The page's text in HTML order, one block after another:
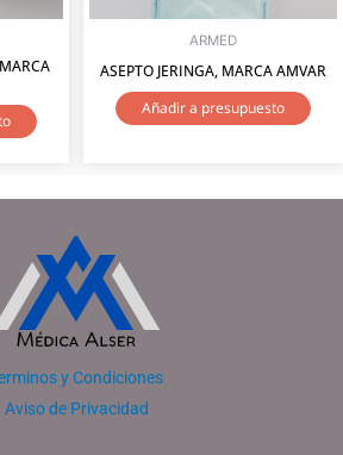
ARMED
ASEPTO JERINGA, MARCA AMVAR
Añadir a presupuesto
y Condiciones
Aviso de Privacidad